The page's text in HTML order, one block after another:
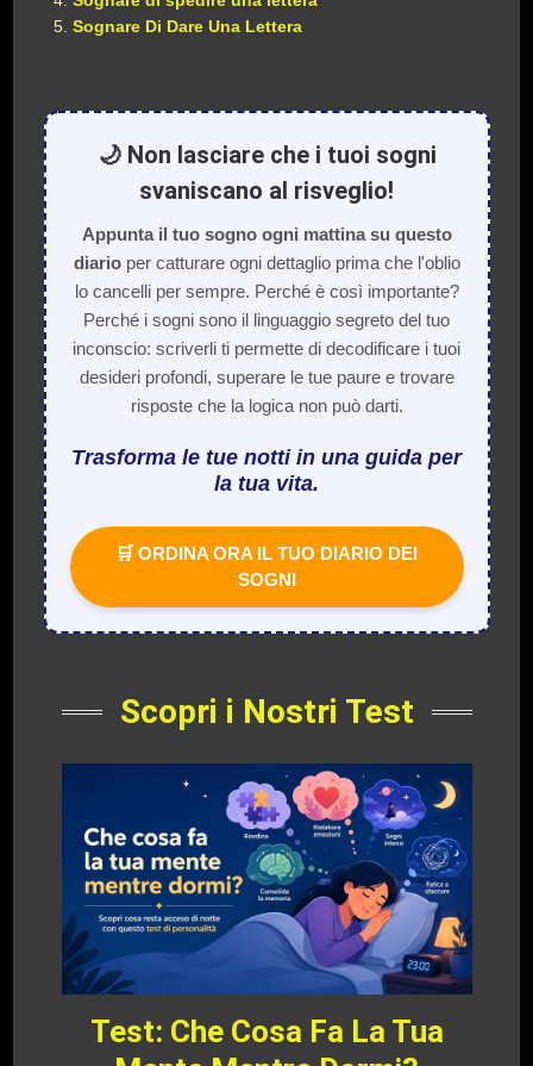
Sognare Di Dare Una Lettera
🌙 Non lasciare che i tuoi sogni
svaniscano al risveglio!
Appunta il tuo sogno ogni mattina su questo
diarioper catturare ogni dettaglio prima che l'oblio
lo cancelli per sempre. Perché è così importante?
Perché i sogni sono il linguaggio segreto del tuo
inconscio: scriverli ti permette di decodificare i tuoi
desideri profondi, superare le tue paure e trovare
risposte che la logica non può darti.
Trasforma le tue notti in una guida per
la tua vita.
🛒 ORDINA ORA IL TUO DIARIO DEI
SOGNI
Scopri i Nostri Test
Test: Che Cosa Fa La Tua